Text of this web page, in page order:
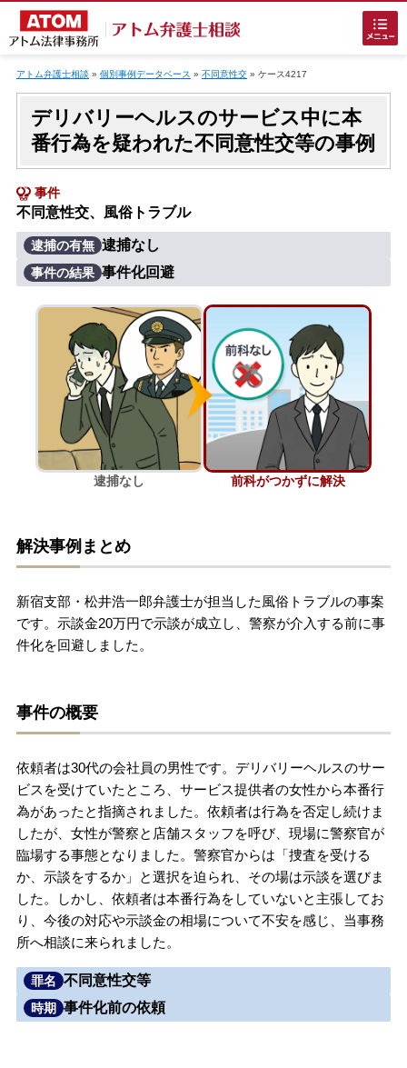
ホームに戻る
刑事事件でお困りの方
刑事事件の無料相談
接見・面会を弁護士に依頼
刑事事件を示談で解決したい
弁護士紹介
弁護士費用
解決実績
ご依頼者からのお手紙
無料相談の口コミ評判
刑事事件について 知りたい方
アトム弁護士相談 » 個別事例データベース » 不同意性交» ケース4217
デリバリーヘルスのサービス中に本
番行為を疑われた不同意性交等の事例
事件
不同意性交、風俗トラブル
逮捕の有無 逮捕なし
事件の結果 事件化回避
逮捕なし 前科がつかずに解決
解決事例まとめ
新宿支部・松井浩一郎弁護士が担当した風俗トラブルの事案
です。示談金20万円で示談が成立し、警察が介入する前に事
件化を回避しました。
事件の概要
依頼者は30代の会社員の男性です。デリバリーヘルスのサー
ビスを受けていたところ、サービス提供者の女性から本番行
為があったと指摘されました。依頼者は行為を否定し続けま
したが、女性が警察と店舗スタッフを呼び、現場に警察官が
臨場する事態となりました。警察官からは「捜査を受ける
か、示談をするか」と選択を迫られ、その場は示談を選びま
した。しかし、依頼者は本番行為をしていないと主張してお
り、今後の対応や示談金の相場について不安を感じ、当事務
所へ相談に来られました。
罪名 不同意性交等
時期 事件化前の依頼